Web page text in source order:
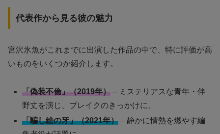
代表作から見る彼の魅力
宮沢氷魚がこれまでに出演した作品の中で、特に評価が高
いものをいくつか紹介します。
「偽装不倫」（2019年） – ミステリアスな青年・伴
野丈を演じ、ブレイクのきっかけに。
「騙し絵の牙」（2021年） – 静かに情熱を燃やす編